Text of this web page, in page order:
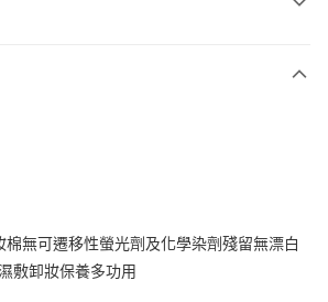
棉無可遷移性螢光劑及化學染劑殘留無漂白
敷卸妝保養多功用